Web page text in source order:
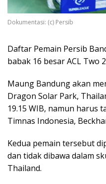
Dokumentasi: (c) Persib
Daftar Pemain Persib
babak 16 besar ACL Two
Maung Bandung akan
Dragon Solar Park,
19.15 WIB, namun harus
Timnas Indonesia,
Kedua pemain tersebut
dan tidak dibawa dalam
Thailand.